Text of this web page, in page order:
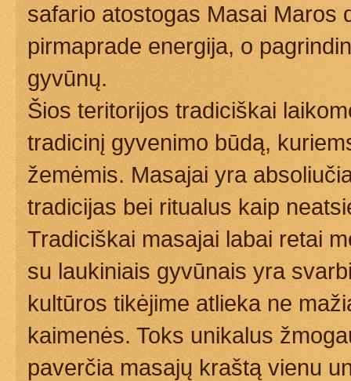
safario atostogas Masai Maros
pirmaprade energija, o
gyvūnų.
Šios teritorijos tradiciškai
tradicinį gyvenimo būdą,
žemėmis. Masajai yra
tradicijas bei ritualus kaip
Tradiciškai masajai labai retai
su laukiniais gyvūnais yra
kultūros tikėjime atlieka ne
kaimenės. Toks unikalus
paverčia masajų kraštą vienu